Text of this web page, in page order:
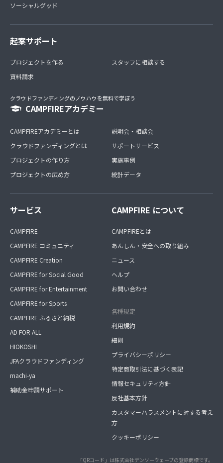
ソーシャルグッド
起案サポート
プロジェクトを作る
資料請求
スタッフに相談する
クラウドファンディングのノウハウを無料で学ぼう
CAMPFIREアカデミー
CAMPFIREアカデミーとは
クラウドファンディングとは
プロジェクトの作り方
プロジェクトの広め方
説明会・相談会
サポートサービス
実施事例
統計データ
サービス
CAMPFIRE
CAMPFIRE コミュニティ
CAMPFIRE Creation
CAMPFIRE for Social Good
CAMPFIRE for Entertainment
CAMPFIRE for Sports
CAMPFIRE ふるさと納税
AD FOR ALL
HIOKOSHI
JFAクラウドファンディング
machi-ya
補助金申請サポート
CAMPFIRE について
CAMPFIREとは
あんしん・安全への取り組み
ニュース
ヘルプ
お問い合わせ
各種規定
利用規約
細則
プライバシーポリシー
特定商取引法に基づく表記
情報セキュリティ方針
反社基本方針
カスタマーハラスメントに対する考え
方
クッキーポリシー
「QRコード」は株式会社デンソーウェーブの登録商標です。